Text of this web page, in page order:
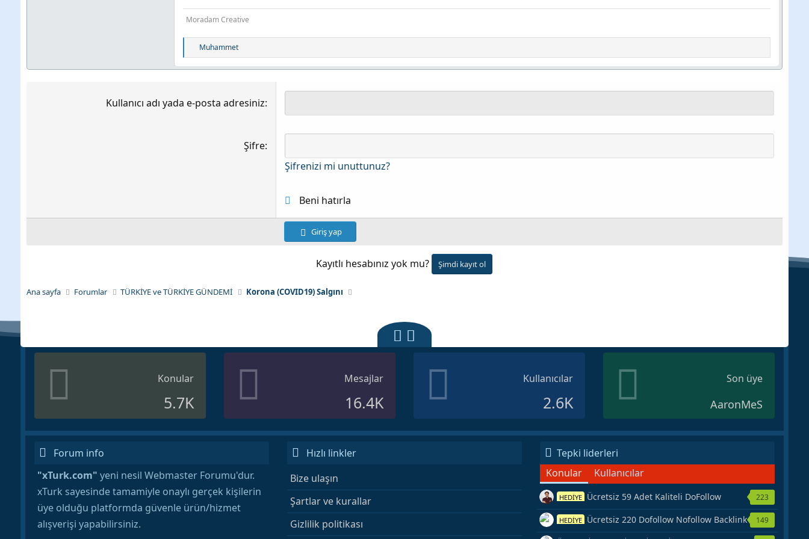
Moradam Creative
T
e
p
l
Muhammet
Kullanıcı adı yada e-posta adresiniz
Şifre
Şifrenizi mi unuttunuz?
Beni hatırla
Giriş yap
Kayıtlı hesabınız yok mu? Şimdi kayıt ol
Ana sayfa Forumlar TÜRKİYE ve TÜRKİYE GÜNDEMİ Korona (COVID19) Salgını
Konular
5.7K
Mesajlar
16.4K
Kullanıcılar
2.6K
Son üye
AaronMeS
Forum info
"xTurk.com" yeni nesil Webmaster Forumu'dur.
xTurk sayesinde tamamiyle onaylı gerçek kişilerin
üye olduğu platformda güvenle ürün/hizmet
alışverişi yapabilirsiniz.
Hızlı linkler
Bize ulaşın
Şartlar ve kurallar
Gizlilik politikası
Tepki liderleri
Konular
Kullanıcılar
HEDİYE Ücretsiz 59 Adet Kaliteli DoFollow
Backlink Kaynağı Veriyorum.
223
HEDİYE Ücretsiz 220 Dofollow Nofollow Backlink
Veriyorum
149